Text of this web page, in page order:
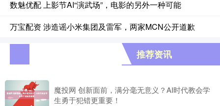
数魅优配 上影节AI“演武场”，电影的另外一种可能
万宝配资 涉造谣小米集团及雷军，两家MCN公开道歉
推荐资讯
魔投网 创新面前，满分毫无意义？AI时代教会学
生勇于犯错更重要！